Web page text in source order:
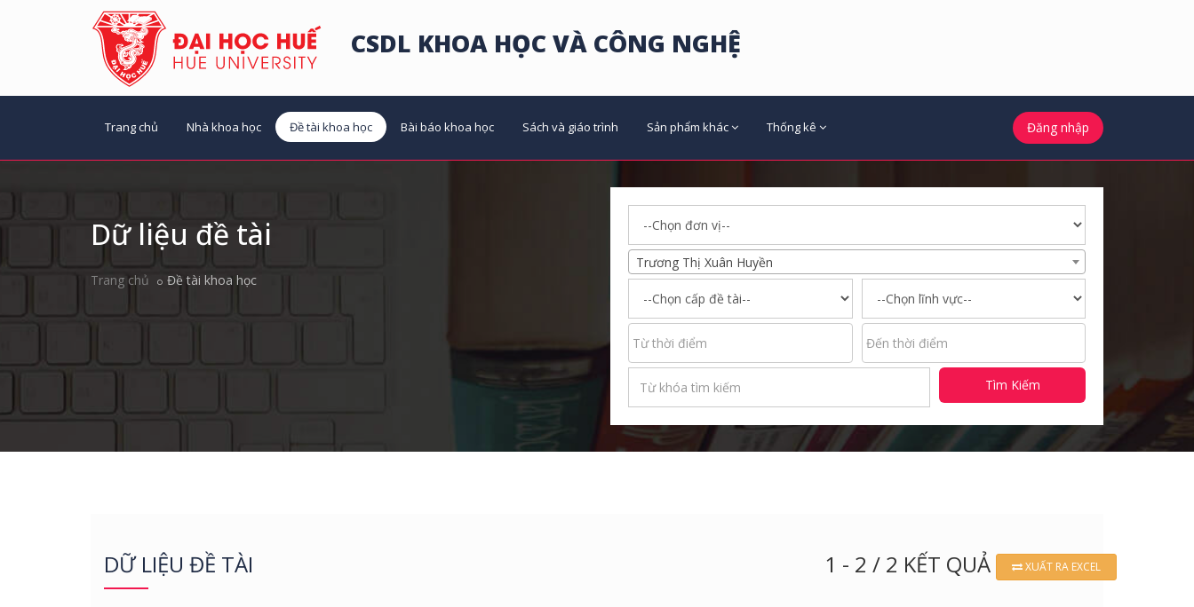
CSDL KHOA HỌC VÀ CÔNG NGHỆ
Trang chủ Nhà khoa học Đề tài khoa học Bài báo khoa học Sách và giáo trình Sản phẩm khác Thống kê Đăng nhập
Dữ liệu đề tài
Trang chủ Đề tài khoa học
Trương Thị Xuân Huyền
Tìm Kiếm
DỮ LIỆU ĐỀ TÀI 1 - 2 / 2 KẾT QUẢ XUẤT RA EXCEL